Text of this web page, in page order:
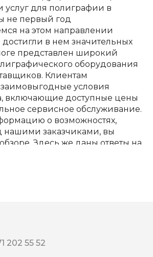
услуг для полиграфии в
не первый год
на этом направлении
в нем значительных
представлен широкий
оборудования
Клиентам
условия
включающие доступные цены
сервисное обслуживание.
о возможностях,
нашими заказчиками, вы
Здесь же даны ответы на
вопросы консультантам
и услуг в
202 55 52